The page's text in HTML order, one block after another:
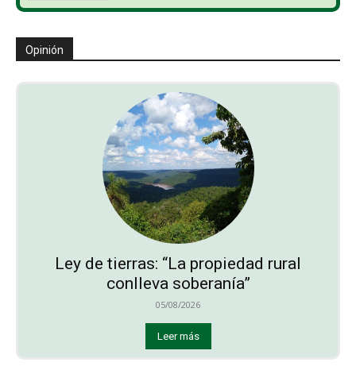
Opinión
Ley de tierras: “La propiedad rural
conlleva soberanía”
05/08/2026
Leer más